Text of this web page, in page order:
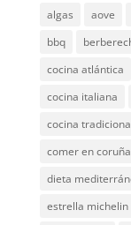
algas aove
bbq
cocina atlántica
cocina italiana
cocina
comer en coruña
dieta
estrella michelin